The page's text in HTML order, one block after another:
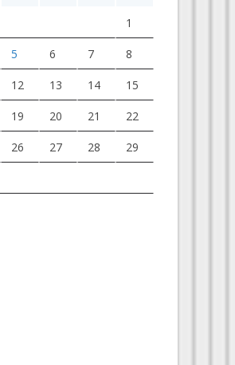
1
5 6 7 8
12 13 14 15
19 20 21 22
26 27 28 29